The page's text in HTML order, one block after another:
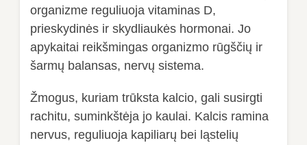
organizme reguliuoja vitaminas D,
prieskydinės ir skydliaukės hormonai. Jo
apykaitai reikšmingas organizmo rūgščių ir
šarmų balansas, nervų sistema.
Žmogus, kuriam trūksta kalcio, gali susirgti
rachitu, suminkštėja jo kaulai. Kalcis ramina
nervus, reguliuoja kapiliarų bei ląstelių